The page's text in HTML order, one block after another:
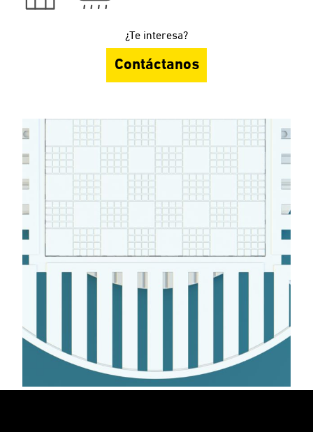
¿Te interesa?
Contáctanos